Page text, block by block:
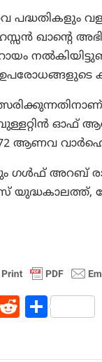
ഖാന്റെ
ഓഫ്
ആണവ
ഗൾഫ് അറബ്
യുദ്ധകാലത്ത്,
R S